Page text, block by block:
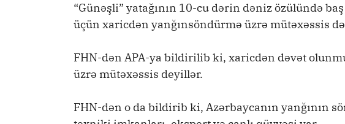
“Günəşli” yatağının 10-cu dərin dəniz özülündə
üçün xaricdən yanğınsöndürmə üzrə mütəxəssis
FHN-dən APA-ya bildirilib ki, xaricdən dəvət
üzrə mütəxəssis deyillər.
FHN-dən o da bildirib ki, Azərbaycanın yanğının